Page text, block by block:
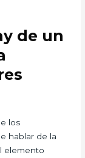
de un
los
hablar de la
elemento